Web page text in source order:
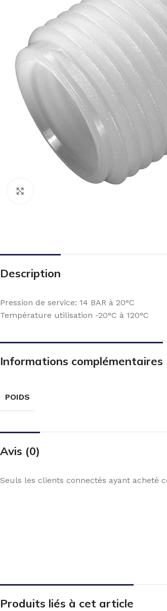
Description
Pression de service: 14 BAR à 20°C
Température utilisation -20°C à 120°C
Informations complémentaires
POIDS
Avis (0)
Seuls les clients connectés ayant acheté
Produits liés à cet article